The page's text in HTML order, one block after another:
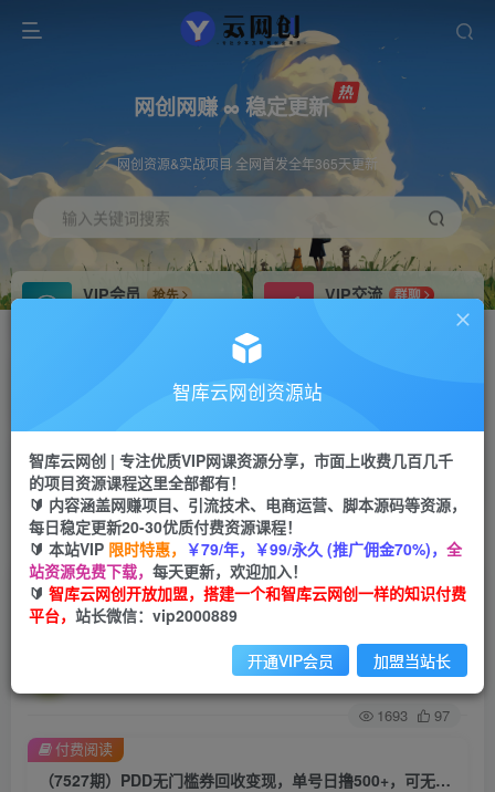
网创网赚 ∞ 稳定更新
网创资源&实战项目 全网首发全年365天更新
输入关键词搜索
VIP会员
抢先
VIP交流
群聊
研究探讨更多创业项目路子。
会员专属推广链接
网赚网创 项目
365天稳定跟新
APP下载
GO
首页 创业课程 会员专属 正文
（7527期）PDD无门槛券回收变现，单号日撸
500+，可无脑批量操作
关注 私信
1693 97
（7527期）PDD无门槛券回收变现，单号日撸500+，可无脑批量操作
付费阅读
智库云网创资源站
智库云网创 | 专注优质VIP网课资源分享，市面上收费几百几千
的项目资源课程这里全部都有！
🔰 内容涵盖网赚项目、引流技术、电商运营、脚本源码等资源，
每日稳定更新20-30优质付费资源课程！
🔰 本站VIP 限时特惠， ￥79/年，￥99/永久 (推广佣金70%)， 全
站资源免费下载， 每天更新，欢迎加入！
🔰 智库云网创开放加盟，搭建一个和智库云网创一样的知识付费
平台， 站长微信：vip2000889
开通VIP会员 加盟当站长